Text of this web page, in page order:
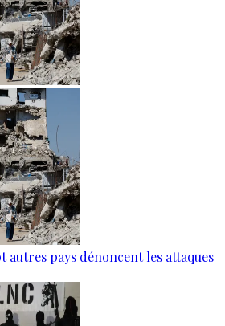
autres pays dénoncent les attaques